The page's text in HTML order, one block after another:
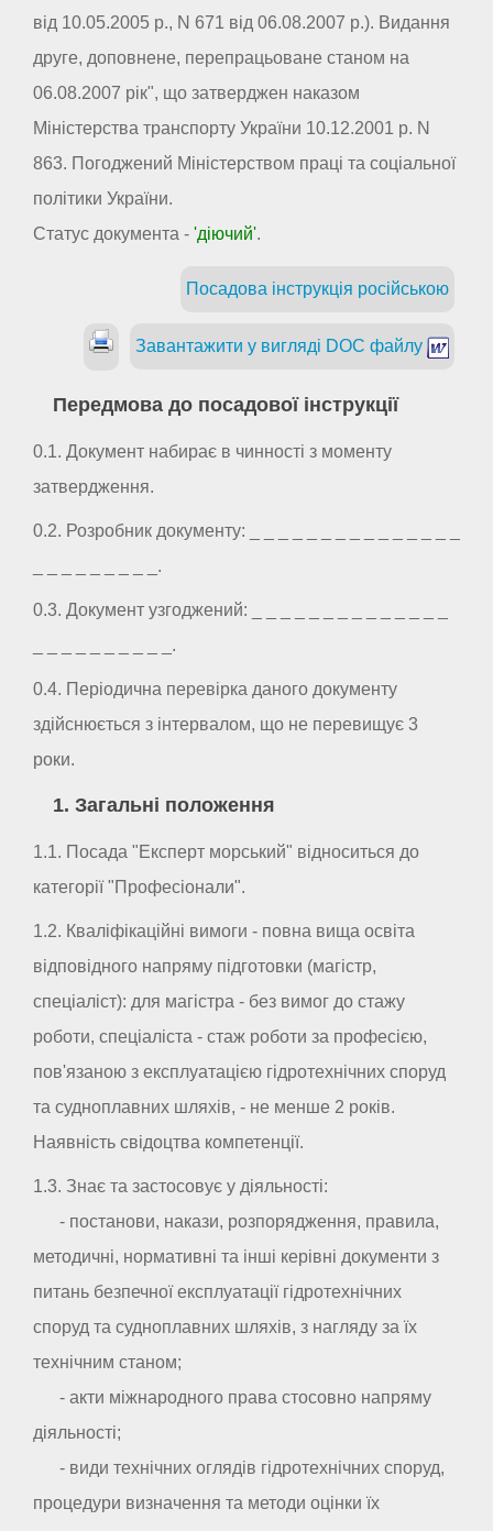
від 10.05.2005 р., N 671 від 06.08.2007 р.). Видання
друге, доповнене, перепрацьоване станом на
06.08.2007 рік", що затверджен наказом
Міністерства транспорту України 10.12.2001 р. N
863. Погоджений Міністерством праці та соціальної
політики України.
Статус документа - 'діючий'.
Посадова інструкція російською
Завантажити у вигляді DOC файлу
Передмова до посадової інструкції
0.1. Документ набирає в чинності з моменту
затвердження.
0.2. Розробник документу: _ _ _ _ _ _ _ _ _ _ _ _ _ _ _
_ _ _ _ _ _ _ _ _.
0.3. Документ узгоджений: _ _ _ _ _ _ _ _ _ _ _ _ _ _
_ _ _ _ _ _ _ _ _ _.
0.4. Періодична перевірка даного документу
здійснюється з інтервалом, що не перевищує 3
роки.
1. Загальні положення
1.1. Посада "Експерт морський" відноситься до
категорії "Професіонали".
1.2. Кваліфікаційні вимоги - повна вища освіта
відповідного напряму підготовки (магістр,
спеціаліст): для магістра - без вимог до стажу
роботи, спеціаліста - стаж роботи за професією,
пов'язаною з експлуатацією гідротехнічних споруд
та судноплавних шляхів, - не менше 2 років.
Наявність свідоцтва компетенції.
1.3. Знає та застосовує у діяльності:
- постанови, накази, розпорядження, правила,
методичні, нормативні та інші керівні документи з
питань безпечної експлуатації гідротехнічних
споруд та судноплавних шляхів, з нагляду за їх
технічним станом;
- акти міжнародного права стосовно напряму
діяльності;
- види технічних оглядів гідротехнічних споруд,
процедури визначення та методи оцінки їх